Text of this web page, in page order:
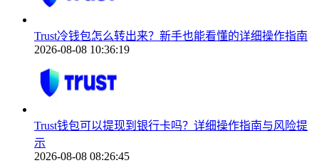
Trust冷钱包怎么转出来？新手也能看懂的详细操作指南
2026-08-08 10:36:19
Trust钱包可以提现到银行卡吗？详细操作指南与风险提
示
2026-08-08 08:26:45